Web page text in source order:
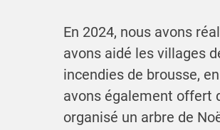
En 2024, nous avons
avons aidé les villages
incendies de brousse,
avons également offert
organisé un arbre de